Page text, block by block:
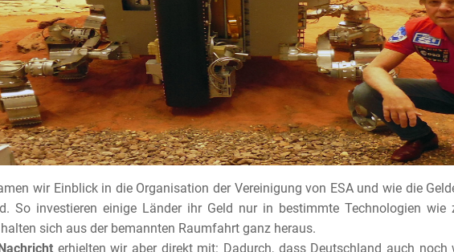
wir Einblick in die Organisation der Vereinigung von ESA und wie die
So investieren einige Länder ihr Geld nur in bestimmte Technologien wie
sich aus der bemannten Raumfahrt ganz heraus.
erhielten wir aber direkt mit: Dadurch, dass Deutschland auch noch